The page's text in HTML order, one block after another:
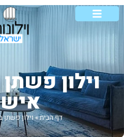
וילון
דף הבית»וילון פשתן